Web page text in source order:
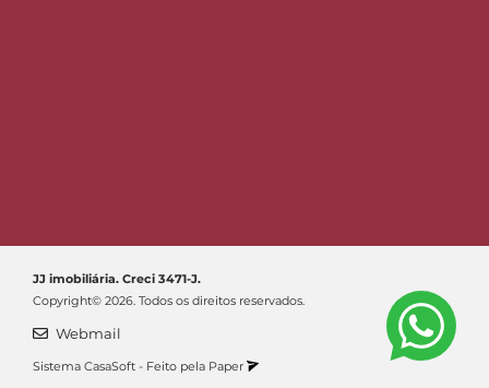
JJ imobiliária. Creci 3471-J.
Copyright© 2026. Todos os direitos reservados.
Webmail
Sistema CasaSoft - Feito pela Paper